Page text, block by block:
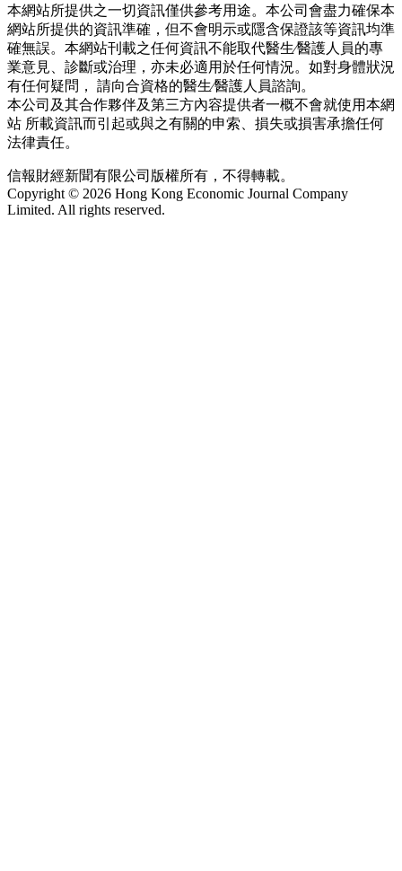
本網站所提供之一切資訊僅供參考用途。本公司會盡力確保本
網站所提供的資訊準確，但不會明示或隱含保證該等資訊均準
確無誤。本網站刊載之任何資訊不能取代醫生∕醫護人員的專
業意見、診斷或治理，亦未必適用於任何情況。如對身體狀況
有任何疑問， 請向合資格的醫生∕醫護人員諮詢。
本公司及其合作夥伴及第三方內容提供者一概不會就使用本網
站 所載資訊而引起或與之有關的申索、損失或損害承擔任何
法律責任。
信報財經新聞有限公司版權所有，不得轉載。
Copyright © 2026 Hong Kong Economic Journal Company
Limited. All rights reserved.